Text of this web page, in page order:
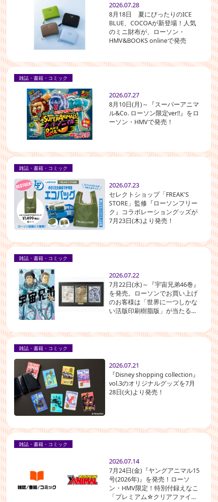
2026.07.28
8月18日 夏にぴったりのICE
BLUE、COCOAが新登場！人気
のミニ財布が、ローソン・
HMV&BOOKS onlineで発売
雑誌・書籍・コミック
2026.07.27
8月10日(月)～『スーパーアニマ
ル&Co. ローソン限定ver!!』をロ
ーソン・HMVで発売！
雑誌・書籍・コミック
2026.07.23
セレクトショップ「FREAK'S
STORE」監修『ローソンフリー
ク』コラボレーショングッズが
7月23日(木)より発売！
雑誌・書籍・コミック
2026.07.22
7月22日(水)～『宇宙兄弟46巻』
を発売。ローソンでお買い上げ
のお客様は「世界に一つしかな
い活版印刷樹脂版」が当たる！
雑誌・書籍・コミック
2026.07.21
『Disney shopping collection』
vol.3のオリジナルグッズを7月
28日(火)より発売！
雑誌・書籍・コミック
2026.07.14
7月24日(金)『ヤングアニマル15
号(2026年)』を発売！ローソ
ン・HMV限定！特別付録えなこ
「プレミアム☆クリアファイ